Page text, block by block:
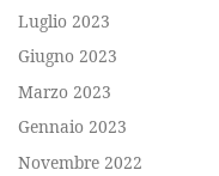
Luglio 2023
Giugno 2023
Marzo 2023
Gennaio 2023
Novembre 2022